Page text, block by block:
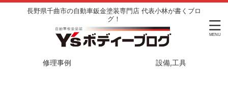
長野県千曲市の自動車鈑金塗装専門店 代表小林が書くブロ
グ！
修理事例 設備,工具